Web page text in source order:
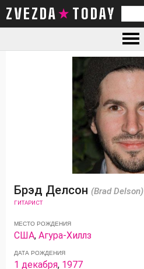
ZVEZDA TODAY
Брэд Делсон (Brad Delson)
ГИТАРИСТ
МЕСТО РОЖДЕНИЯ
США,Агура-Хиллз
ДАТА РОЖДЕНИЯ
1 декабря, 1977